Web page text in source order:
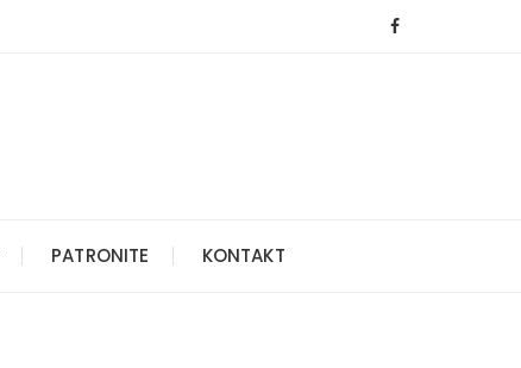
PATRONITE KONTAKT